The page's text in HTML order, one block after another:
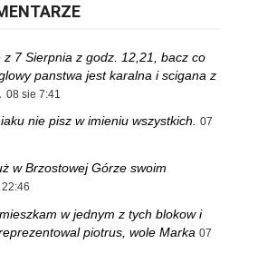
z 7 Sierpnia z godz. 12,21, bacz co
panstwa jest karalna i scigana z
08 sie 7:41
nie pisz w imieniu wszystkich. 07
w Brzostowej Górze swoim
w jednym z tych blokow i
piotrus, wole Marka 07